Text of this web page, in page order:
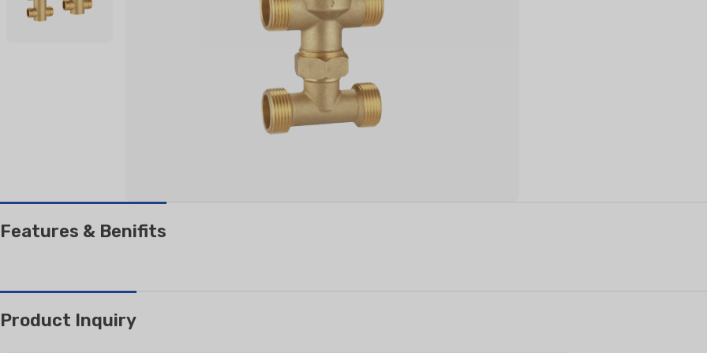
PENAPIS UDARA
Features & Benifits
Product Inquiry